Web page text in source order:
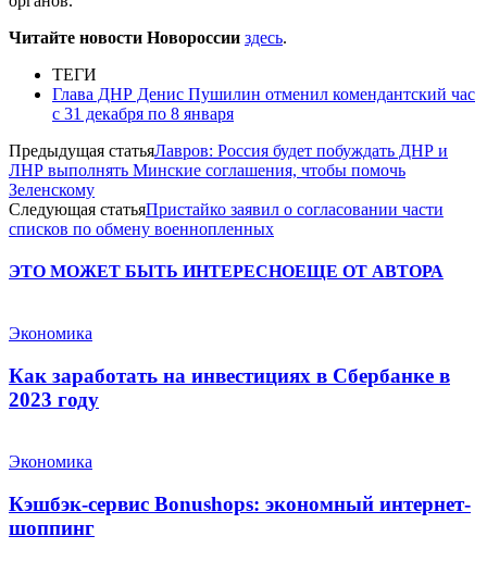
Читайте новости Новороссии здесь.
ТЕГИ
Глава ДНР Денис Пушилин отменил комендантский час
с 31 декабря по 8 января
Предыдущая статьяЛавров: Россия будет побуждать ДНР и
ЛНР выполнять Минские соглашения, чтобы помочь
Зеленскому
Следующая статьяПристайко заявил о согласовании части
списков по обмену военнопленных
ЭТО МОЖЕТ БЫТЬ ИНТЕРЕСНОЕЩЕ ОТ АВТОРА
Экономика
Как заработать на инвестициях в Сбербанке в
2023 году
Экономика
Кэшбэк-сервис Bonushops: экономный интернет-
шоппинг